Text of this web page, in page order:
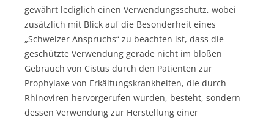
gewährt lediglich einen Verwendungsschutz, wobei
zusätzlich mit Blick auf die Besonderheit eines
„Schweizer Anspruchs“ zu beachten ist, dass die
geschützte Verwendung gerade nicht im bloßen
Gebrauch von Cistus durch den Patienten zur
Prophylaxe von Erkältungskrankheiten, die durch
Rhinoviren hervorgerufen wurden, besteht, sondern
dessen Verwendung zur Herstellung einer